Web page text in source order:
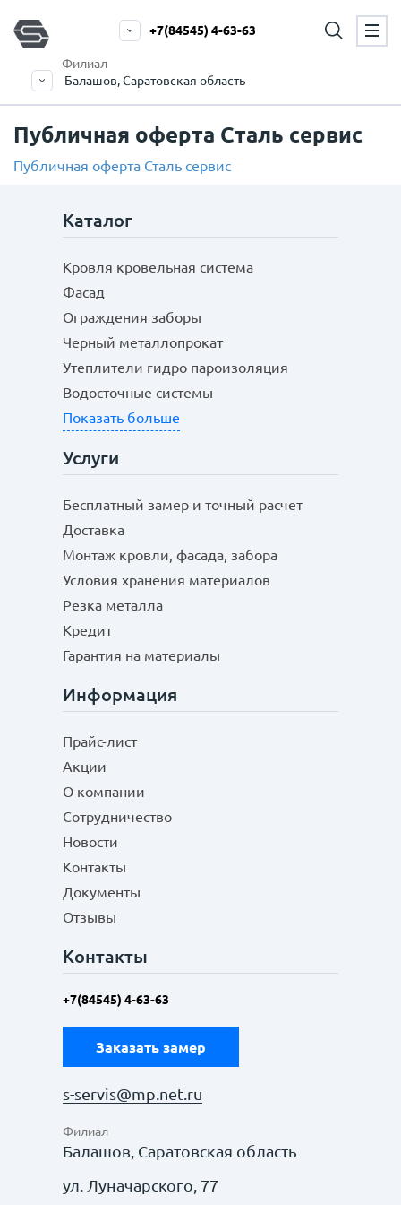
Филиал
Балашов, Саратовская область
+7(84545) 4-63-63
Публичная оферта Сталь сервис
Публичная оферта Сталь сервис
Каталог
Кровля кровельная система
Фасад
Ограждения заборы
Черный металлопрокат
Утеплители гидро пароизоляция
Водосточные системы
Показать больше
Услуги
Бесплатный замер и точный расчет
Доставка
Монтаж кровли, фасада, забора
Условия хранения материалов
Резка металла
Кредит
Гарантия на материалы
Информация
Прайс-лист
Акции
О компании
Сотрудничество
Новости
Контакты
Документы
Отзывы
Контакты
+7(84545) 4-63-63
Заказать замер
s-servis@mp.net.ru
Филиал
Балашов, Саратовская область
ул. Луначарского, 77